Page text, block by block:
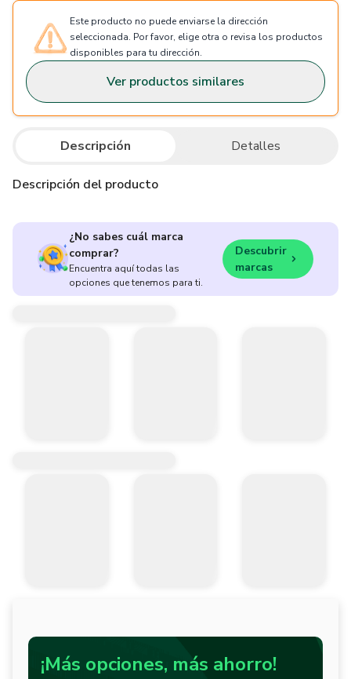
Este producto no puede enviarse la dirección
seleccionada. Por favor, elige otra o revisa los productos
disponibles para tu dirección.
Ver productos similares
Descripción Detalles
Descripción del producto
¿No sabes cuál marca
comprar?
Encuentra aquí todas las
opciones que tenemos para ti.
Descubrir
marcas
¡Más opciones, más ahorro!